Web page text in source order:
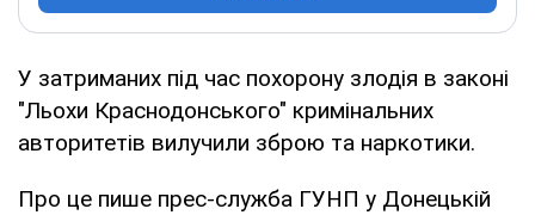
У затриманих під час похорону злодія в законі
"Льохи Краснодонського" кримінальних
авторитетів вилучили зброю та наркотики.
Про це пише прес-служба ГУНП у Донецькій